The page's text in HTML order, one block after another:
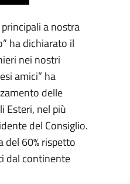
a nostra
ha dichiarato il
nei nostri
amici” ha
delle
Esteri, nel più
del Consiglio.
del 60% rispetto
dal continente